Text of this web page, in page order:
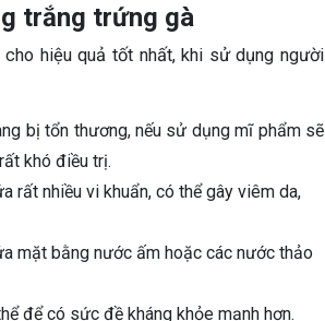
trắng trứng gà
hiệu quả tốt nhất, khi sử dụng người
bị tổn thương, nếu sử dụng mĩ phẩm sẽ
khó điều trị.
rất nhiều vi khuẩn, có thể gây viêm da,
mặt bằng nước ấm hoặc các nước thảo
để có sức đề kháng khỏe mạnh hơn.